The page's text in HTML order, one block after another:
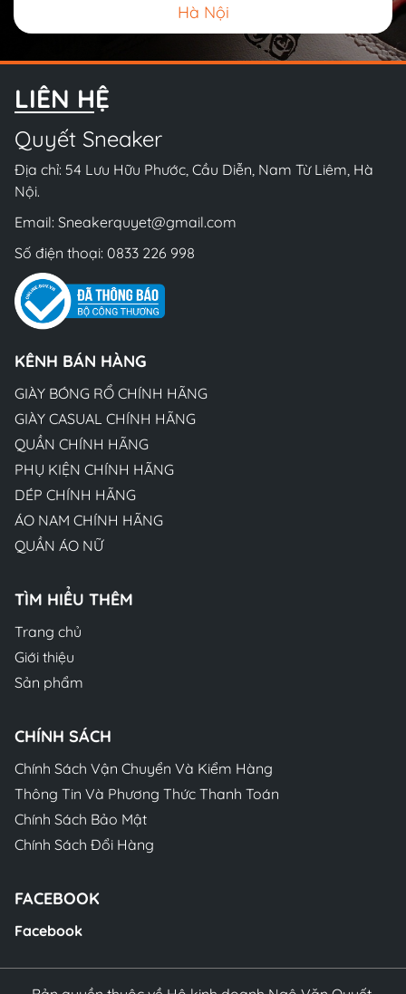
Hà Nội
LIÊN HỆ
Quyết Sneaker
Địa chỉ: 54 Lưu Hữu Phước, Cầu Diễn, Nam Từ Liêm, Hà
Nội.
Email: Sneakerquyet@gmail.com
Số điện thoại: 0833 226 998
KÊNH BÁN HÀNG
GIÀY BÓNG RỔ CHÍNH HÃNG
GIÀY CASUAL CHÍNH HÃNG
QUẦN CHÍNH HÃNG
PHỤ KIỆN CHÍNH HÃNG
DÉP CHÍNH HÃNG
ÁO NAM CHÍNH HÃNG
QUẦN ÁO NỮ
TÌM HIỂU THÊM
Trang chủ
Giới thiệu
Sản phẩm
CHÍNH SÁCH
Chính Sách Vận Chuyển Và Kiểm Hàng
Thông Tin Và Phương Thức Thanh Toán
Chính Sách Bảo Mật
Chính Sách Đổi Hàng
FACEBOOK
Facebook